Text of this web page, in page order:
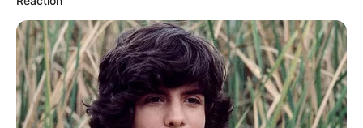
Why this ordinary drink is the secret to feeling your
best every day
CTA FAVORITE